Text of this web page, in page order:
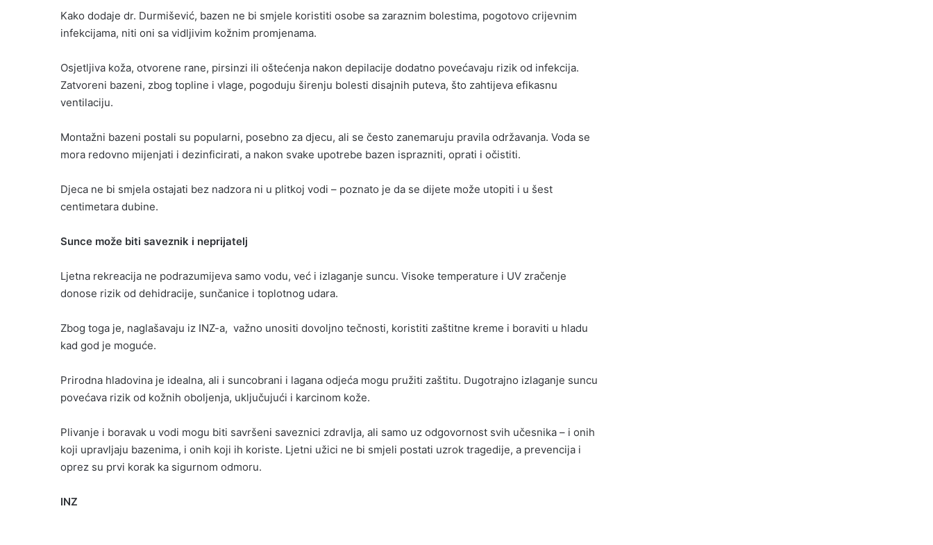
Kako dodaje dr. Durmišević, bazen ne bi smjele koristiti osobe sa zaraznim bolestima, pogotovo crijevnim
infekcijama, niti oni sa vidljivim kožnim promjenama.
Osjetljiva koža, otvorene rane, pirsinzi ili oštećenja nakon depilacije dodatno povećavaju rizik od infekcija.
Zatvoreni bazeni, zbog topline i vlage, pogoduju širenju bolesti disajnih puteva, što zahtijeva efikasnu
ventilaciju.
Montažni bazeni postali su popularni, posebno za djecu, ali se često zanemaruju pravila održavanja. Voda se
mora redovno mijenjati i dezinficirati, a nakon svake upotrebe bazen isprazniti, oprati i očistiti.
Djeca ne bi smjela ostajati bez nadzora ni u plitkoj vodi – poznato je da se dijete može utopiti i u šest
centimetara dubine.
Sunce može biti saveznik i neprijatelj
Ljetna rekreacija ne podrazumijeva samo vodu, već i izlaganje suncu. Visoke temperature i UV zračenje
donose rizik od dehidracije, sunčanice i toplotnog udara.
Zbog toga je, naglašavaju iz INZ-a, važno unositi dovoljno tečnosti, koristiti zaštitne kreme i boraviti u hladu
kad god je moguće.
Prirodna hladovina je idealna, ali i suncobrani i lagana odjeća mogu pružiti zaštitu. Dugotrajno izlaganje suncu
povećava rizik od kožnih oboljenja, uključujući i karcinom kože.
Plivanje i boravak u vodi mogu biti savršeni saveznici zdravlja, ali samo uz odgovornost svih učesnika – i onih
koji upravljaju bazenima, i onih koji ih koriste. Ljetni užici ne bi smjeli postati uzrok tragedije, a prevencija i
oprez su prvi korak ka sigurnom odmoru.
INZ